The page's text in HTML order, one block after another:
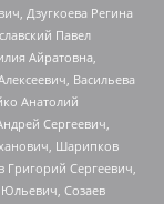
Дзугкоева Регина
Павел
Айратовна,
Васильева
Анатолий
Сергеевич,
Шарипков
Сергеевич,
Созаев